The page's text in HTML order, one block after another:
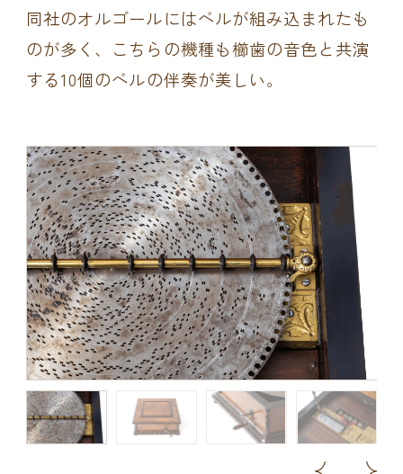
同社のオルゴールにはベルが組み込まれたも
のが多く、こちらの機種も櫛歯の音色と共演
する10個のベルの伴奏が美しい。